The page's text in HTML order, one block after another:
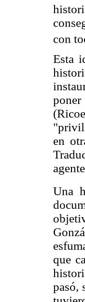
con
Esta
en
Una
que
pasó,